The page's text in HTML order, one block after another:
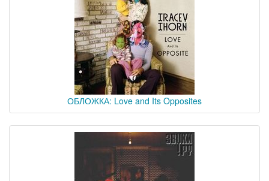
ОБЛОЖКА: Love and Its Opposites